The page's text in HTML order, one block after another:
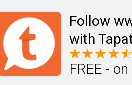
Follow
with
FREE -